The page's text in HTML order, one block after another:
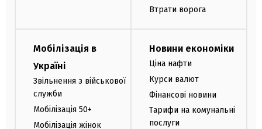
Втрати ворога
Мобілізація в
Україні
Звільнення з військової
служби
Мобілізація 50+
Мобілізація жінок
Новини економіки
Ціна нафти
Курси валют
Фінансові новини
Тарифи на комунальні
послуги